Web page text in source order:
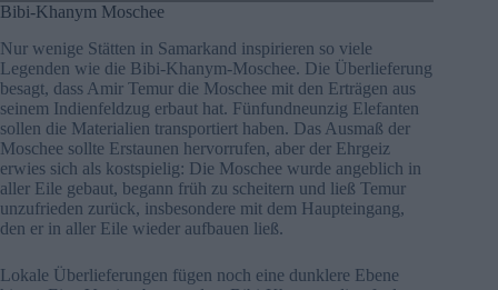
Bibi-Khanym Moschee
Nur wenige Stätten in Samarkand inspirieren so viele
Legenden wie die Bibi-Khanym-Moschee. Die Überlieferung
besagt, dass Amir Temur die Moschee mit den Erträgen aus
seinem Indienfeldzug erbaut hat. Fünfundneunzig Elefanten
sollen die Materialien transportiert haben. Das Ausmaß der
Moschee sollte Erstaunen hervorrufen, aber der Ehrgeiz
erwies sich als kostspielig: Die Moschee wurde angeblich in
aller Eile gebaut, begann früh zu scheitern und ließ Temur
unzufrieden zurück, insbesondere mit dem Haupteingang,
den er in aller Eile wieder aufbauen ließ.
Lokale Überlieferungen fügen noch eine dunklere Ebene